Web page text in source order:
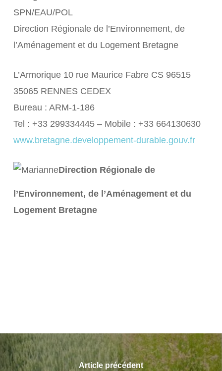
SPN/EAU/POL
Direction Régionale de l’Environnement, de
l’Aménagement et du Logement Bretagne
L’Armorique 10 rue Maurice Fabre CS 96515
35065 RENNES CEDEX
Bureau : ARM-1-186
Tel : +33 299334445 – Mobile : +33 664130630
www.bretagne.developpement-durable.gouv.fr
Direction Régionale de
l’Environnement, de l’Aménagement et du
Logement Bretagne
Article précédent